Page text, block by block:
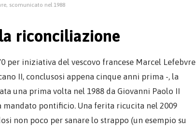
scomunicato nel 1988
riconciliazione
per iniziativa del vescovo francese Marcel Lefebvre
II, conclusosi appena cinque anni prima -, la
una prima volta nel 1988 da Giovanni Paolo II
mandato pontificio. Una ferita ricucita nel 2009
non poco per sanare lo strappo (un esempio su